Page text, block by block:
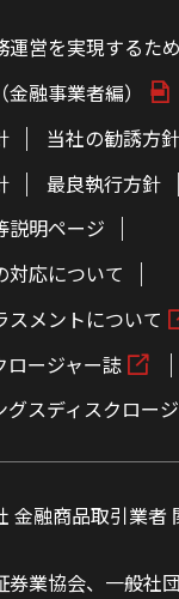
運営を実現するた
融事業者編）
当社の勧誘方針
最良執行方針
説明ページ
対応について
スメントについて
ロージャー誌
スディスクロー
金融商品取引業者
券業協会、一般社